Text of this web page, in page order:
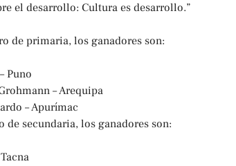
el desarrollo: Cultura es desarrollo.”
de primaria, los ganadores son:
Puno
– Arequipa
– Apurímac
de secundaria, los ganadores son: